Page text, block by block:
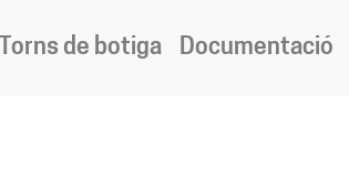
Torns de botiga Documentació